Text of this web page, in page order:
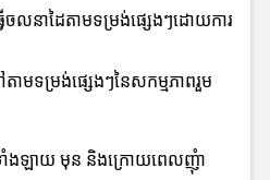
ើចលនាដៃតាមទម្រង់ផ្សេងៗដោយការ
ាមទម្រង់ផ្សេងៗនៃសកម្មភាពរួម
ទាំងឡាយ មុន និងក្រោយពេលញុំា